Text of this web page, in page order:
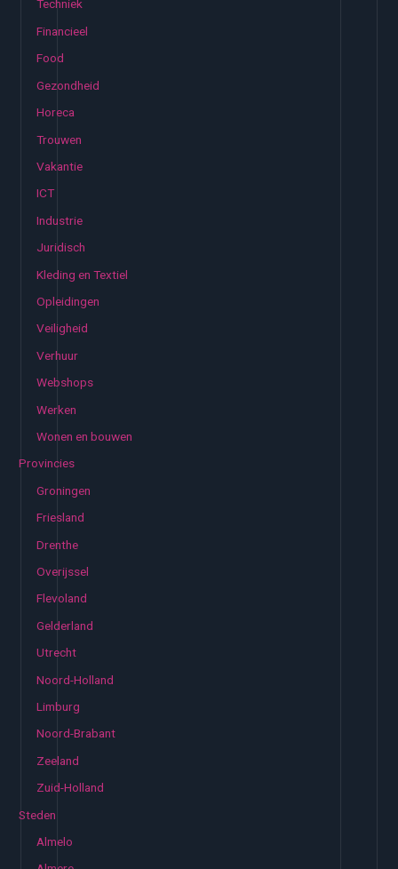
Techniek
Financieel
Food
Gezondheid
Horeca
Trouwen
Vakantie
ICT
Industrie
Juridisch
Kleding en Textiel
Opleidingen
Veiligheid
Verhuur
Webshops
Werken
Wonen en bouwen
Provincies
Groningen
Friesland
Drenthe
Overijssel
Flevoland
Gelderland
Utrecht
Noord-Holland
Limburg
Noord-Brabant
Zeeland
Zuid-Holland
Steden
Almelo